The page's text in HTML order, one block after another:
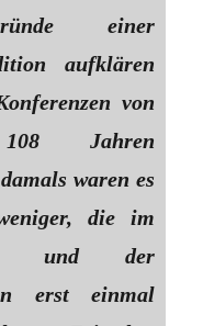
einer
aufklären
von
Jahren
waren es
die im
und der
erst einmal